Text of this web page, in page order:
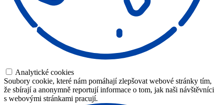
Analytické cookies
Soubory cookie, které nám pomáhají zlepšovat webové stránky tím,
že sbírají a anonymně reportují informace o tom, jak naši návštěvníci
s webovými stránkami pracují.